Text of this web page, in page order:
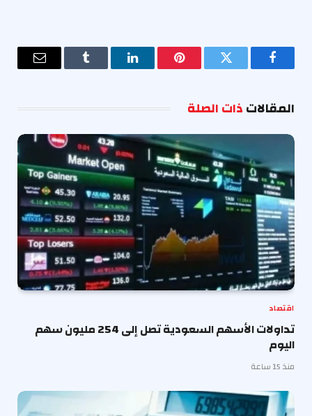
فيسبوك تويتر بينتيريستلينكدإن Tumblr
البريد
المقالاتذات الصلة
اقتصاد
تداولات الأسهم السعودية تصل إلى 254 مليون سهم
اليوم
منذ 15 ساعة